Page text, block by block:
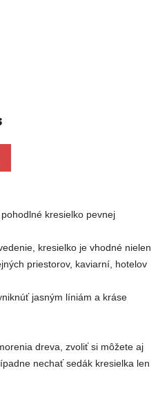
kresielko pevnej
kresielko je vhodné nielen
priestorov, kaviarní, hotelov
jasným líniám a kráse
dreva, zvoliť si môžete aj
nechať sedák kresielka len